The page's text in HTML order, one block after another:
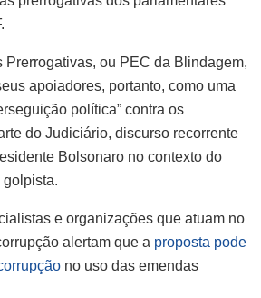
Prerrogativas, ou PEC da Blindagem,
apoiadores, portanto, como uma
política” contra os
do Judiciário, discurso recorrente
Bolsonaro no contexto do
golpista.
e organizações que atuam no
alertam que a proposta pode
no uso das emendas